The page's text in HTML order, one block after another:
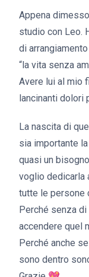
Appena
studio con Leo.
di
“la vita senza
Avere lui al mio
lancinanti dolori
La nascita di
sia importante
quasi un
voglio dedicarla
tutte le persone
Perché senza
accendere quel
Perché anche
sono dentro